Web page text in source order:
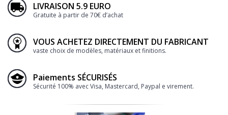
LIVRAISON 5.9 EURO
Gratuite à partir de 70€ d’achat
VOUS ACHETEZ DIRECTEMENT DU FABRICANT
vaste choix de modèles, matériaux et finitions.
Paiements SÉCURISÉS
Sécurité 100% avec Visa, Mastercard, Paypal e virement.